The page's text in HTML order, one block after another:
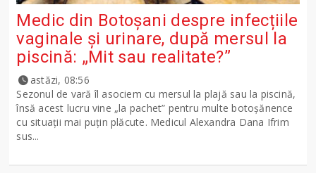
Medic din Botoșani despre infecțiile
vaginale și urinare, după mersul la
piscină: „Mit sau realitate?”
astăzi, 08:56
Sezonul de vară îl asociem cu mersul la plajă sau la piscină,
însă acest lucru vine „la pachet” pentru multe botoșănence
cu situații mai puțin plăcute. Medicul Alexandra Dana Ifrim
sus...